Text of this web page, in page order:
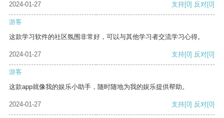
2024-01-27
支持[0] 反对[0]
游客
这款学习软件的社区氛围非常好，可以与其他学习者交流学习心得。
2024-01-27 支持[0] 反对[0]
游客
这款app就像我的娱乐小助手，随时随地为我的娱乐提供帮助。
2024-01-27 支持[0] 反对[0]